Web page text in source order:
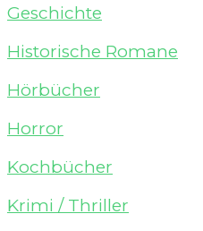
Geschichte
Historische Romane
Hörbücher
Horror
Kochbücher
Krimi / Thriller